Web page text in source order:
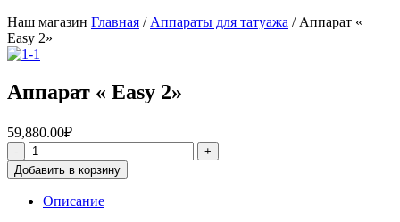
Наш магазин Главная / Аппараты для татуажа / Аппарат «
Easy 2»
Аппарат « Easy 2»
59,880.00₽
Добавить в корзину
Описание